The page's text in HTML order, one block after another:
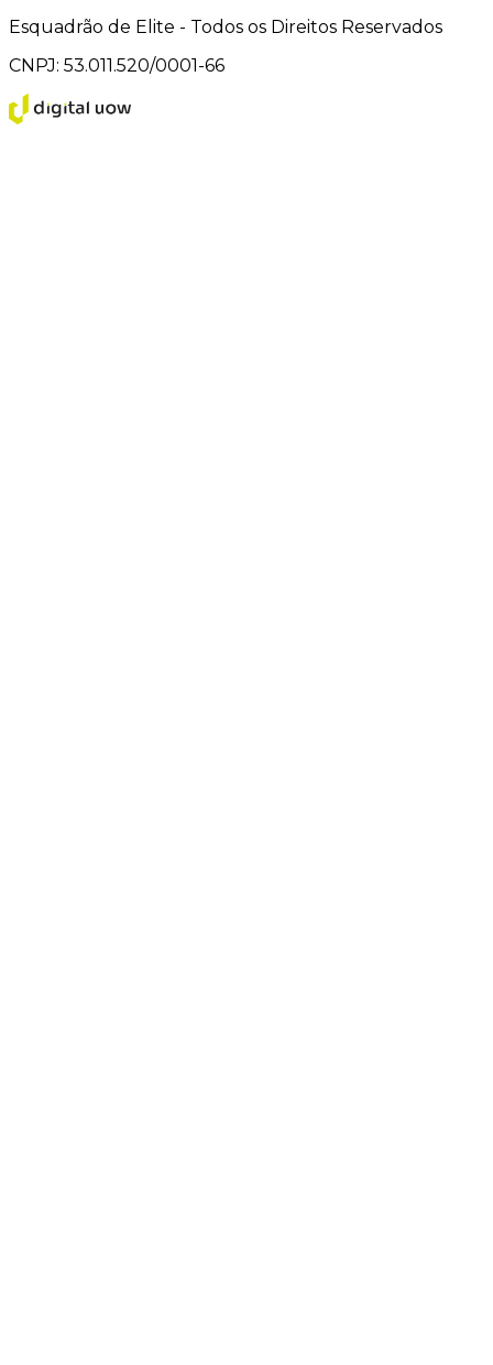
Esquadrão de Elite - Todos os Direitos Reservados
CNPJ: 53.011.520/0001-66